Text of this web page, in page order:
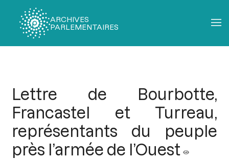
ARCHIVES
PARLEMENTAIRES
Lettre de Bourbotte,
Francastel et Turreau,
représentants du peuple
près l’armée de l’Ouest